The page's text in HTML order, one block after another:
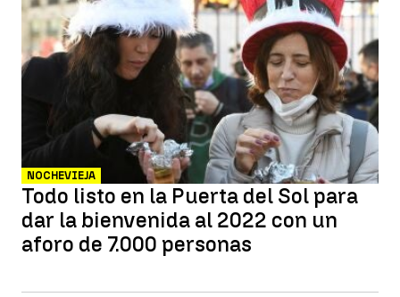
NOCHEVIEJA
Todo listo en la Puerta del Sol para
dar la bienvenida al 2022 con un
aforo de 7.000 personas